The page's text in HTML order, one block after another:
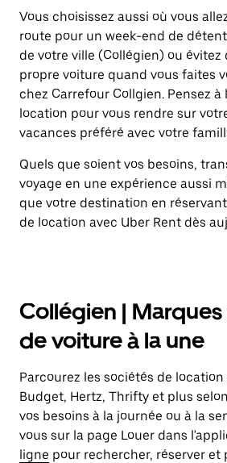
Vous choisissez aussi où vous
route pour un week-end de
de votre ville (Collégien) ou évitez
propre voiture quand vous faites
chez Carrefour Collgien. Pensez à
location pour vous rendre sur
vacances préféré avec votre
Quels que soient vos besoins,
voyage en une expérience aussi
que votre destination en
de location avec Uber Rent dès
Collégien |
de voiture à la une
Parcourez les sociétés de
Budget, Hertz, Thrifty et plus
vos besoins à la journée ou à la
vous sur la page Louer dans
ligne pour rechercher, réserver et